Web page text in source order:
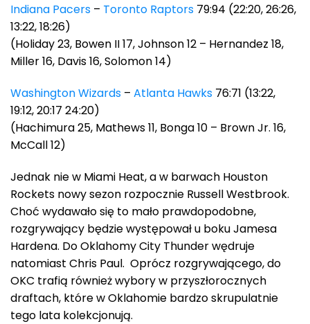
Indiana Pacers – Toronto Raptors 79:94 (22:20, 26:26,
13:22, 18:26)
(Holiday 23, Bowen II 17, Johnson 12 – Hernandez 18,
Miller 16, Davis 16, Solomon 14)
Washington Wizards – Atlanta Hawks 76:71 (13:22,
19:12, 20:17 24:20)
(Hachimura 25, Mathews 11, Bonga 10 – Brown Jr. 16,
McCall 12)
Jednak nie w Miami Heat, a w barwach Houston
Rockets nowy sezon rozpocznie Russell Westbrook.
Choć wydawało się to mało prawdopodobne,
rozgrywający będzie występował u boku Jamesa
Hardena. Do Oklahomy City Thunder wędruje
natomiast Chris Paul. Oprócz rozgrywającego, do
OKC trafią również wybory w przyszłorocznych
draftach, które w Oklahomie bardzo skrupulatnie
tego lata kolekcjonują.